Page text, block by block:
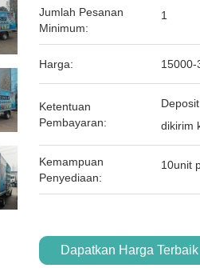
Jumlah Pesanan
Minimum:
1
Harga: 15000-
Ketentuan
Pembayaran:
dikirim
Kemampuan
Penyediaan:
10unit
Dapatkan Harga Terbaik